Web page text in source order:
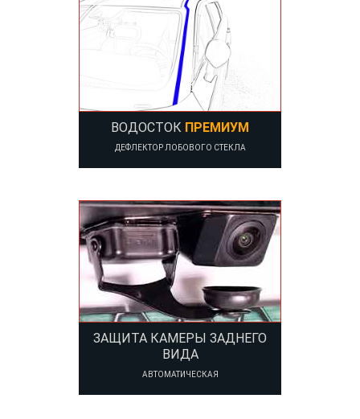
ВОДОСТОК ПРЕМИУМ
ДЕФЛЕКТОР ЛОБОВОГО СТЕКЛА
ЗАЩИТА КАМЕРЫ ЗАДНЕГО
ВИДА
АВТОМАТИЧЕСКАЯ